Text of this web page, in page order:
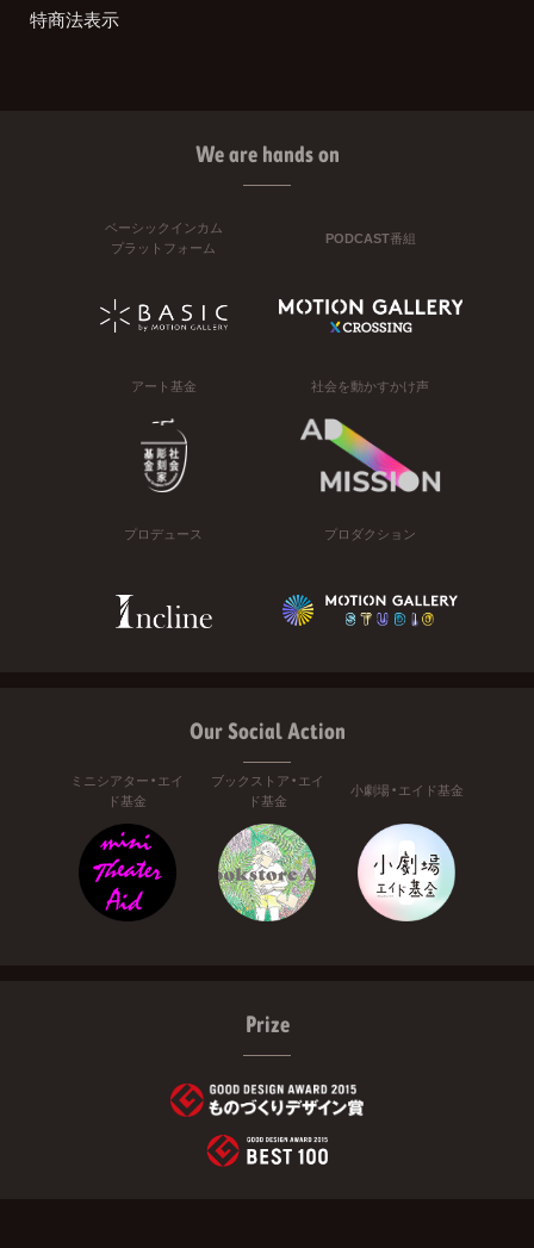
特商法表示
We are hands on
ベーシックインカム
プラットフォーム
PODCAST番組
アート基金 社会を動かすかけ声
プロデュース プロダクション
Our Social Action
ミニシアター・エイ
ド基金
ブックストア・エイ
ド基金
小劇場・エイド基金
Prize